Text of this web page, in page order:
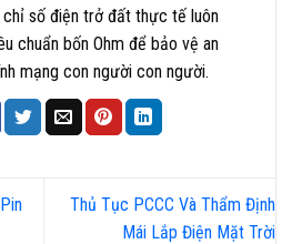
chỉ số điện trở đất thực tế luôn
chuẩn bốn Ohm để bảo vệ an
mạng con người con người.
Thủ Tục PCCC Và Thẩm Định
Mái Lắp Điện Mặt Trời